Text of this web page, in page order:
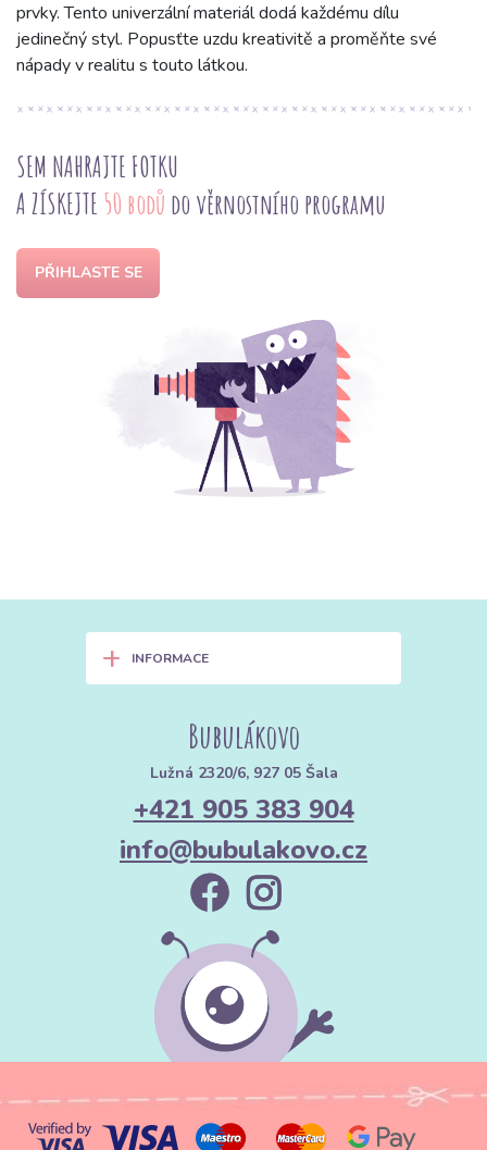
prvky. Tento univerzální materiál dodá každému dílu
jedinečný styl. Popusťte uzdu kreativitě a proměňte své
nápady v realitu s touto látkou.
SEM NAHRAJTE FOTKU
A ZÍSKEJTE 50 bodů do věrnostního programu
PŘIHLASTE SE
+ INFORMACE
Bubulákovo
Lužná 2320/6, 927 05 Šala
+421 905 383 904
info@bubulakovo.cz